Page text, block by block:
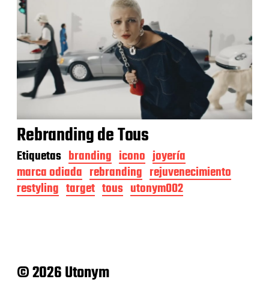
Rebranding de Tous
Etiquetas branding icono joyería
marca odiada rebranding rejuvenecimiento
restyling target tous utonym002
© 2026 Utonym